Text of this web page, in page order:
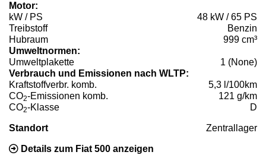
Motor:
kW / PS
48 kW / 65 PS
Treibstoff
Benzin
Hubraum
999 cm³
Umweltnormen:
Umweltplakette
1 (None)
Verbrauch und Emissionen nach WLTP:
Kraftstoffverbr. komb.
5,3 l/100km
CO2-Emissionen komb.
121 g/km
CO2-Klasse D
Standort Zentrallager
Details zum Fiat 500 anzeigen